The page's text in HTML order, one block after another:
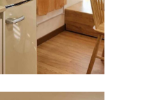
204호
205호
206호
예약안내
실시간예약
TRAVEL